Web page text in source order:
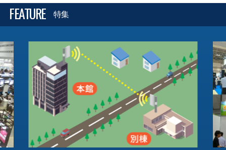
FEATURE 特集